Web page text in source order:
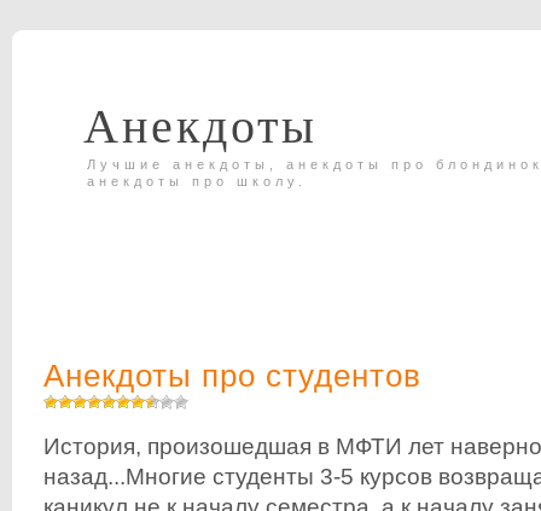
Анекдоты
Лучшие анекдоты, анекдоты про
анекдоты про школу.
Анекдоты про студентов
История, произошедшая в МФТИ лет
назад...Многие студенты 3-5 курсов